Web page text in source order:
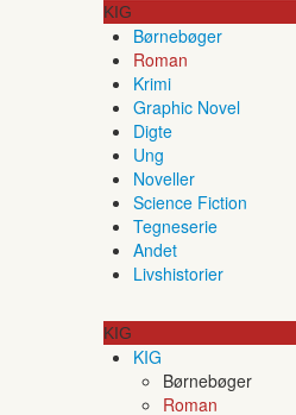
KIG
Børnebøger
Roman
Krimi
Graphic Novel
Digte
Ung
Noveller
Science Fiction
Tegneserie
Andet
Livshistorier
KIG
KIG
Børnebøger
Roman